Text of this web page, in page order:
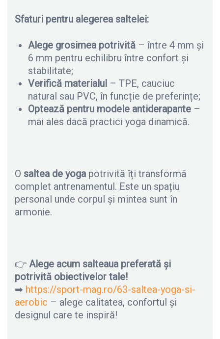
Sfaturi pentru alegerea saltelei:
Alege grosimea potrivită – între 4 mm și
6 mm pentru echilibru între confort și
stabilitate;
Verifică materialul – TPE, cauciuc
natural sau PVC, în funcție de preferințe;
Optează pentru modele antiderapante –
mai ales dacă practici yoga dinamică.
O saltea de yoga potrivită îți transformă
complet antrenamentul. Este un spațiu
personal unde corpul și mintea sunt în
armonie.
👉 Alege acum salteaua preferată și
potrivită obiectivelor tale!
➡ https://sport-mag.ro/63-saltea-yoga-si-
aerobic – alege calitatea, confortul și
designul care te inspiră!